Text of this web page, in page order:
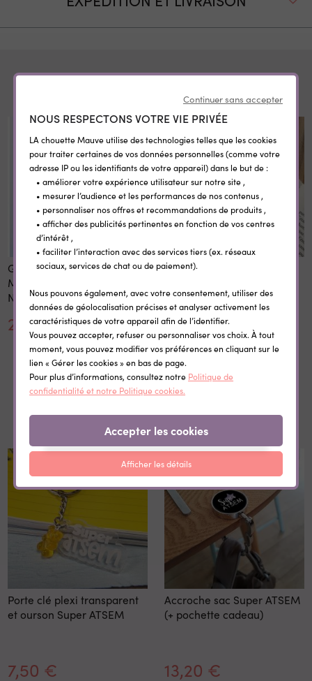
Produits similiaires
Grande fouta brodée pour
Maîtresse / Atsem /
Nounou / Maître - Corail
24,90 €
Marque page personnalisé
8,40 €
Dans la même catégorie
Porte clé plexi transparent
et ourson Super ATSEM
7,50 €
Accroche sac Super ATSEM
(+ pochette cadeau)
13,20 €
Continuer sans accepter
NOUS RESPECTONS VOTRE VIE PRIVÉE
LA chouette Mauve utilise des technologies telles que les cookies
pour traiter certaines de vos données personnelles (comme votre
adresse IP ou les identifiants de votre appareil) dans le but de :
• améliorer votre expérience utilisateur sur notre site ,
• mesurer l’audience et les performances de nos contenus ,
• personnaliser nos offres et recommandations de produits ,
• afficher des publicités pertinentes en fonction de vos centres
d’intérêt ,
• faciliter l’interaction avec des services tiers (ex. réseaux
sociaux, services de chat ou de paiement).
Nous pouvons également, avec votre consentement, utiliser des
données de géolocalisation précises et analyser activement les
caractéristiques de votre appareil afin de l’identifier.
Vous pouvez accepter, refuser ou personnaliser vos choix. À tout
moment, vous pouvez modifier vos préférences en cliquant sur le
lien « Gérer les cookies » en bas de page.
Pour plus d’informations, consultez notre Politique de
confidentialité et notre Politique cookies.
Accepter les cookies
Afficher les détails